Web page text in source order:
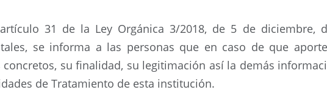
31 de la Ley Orgánica 3/2018, de 5 de diciembre,
se informa a las personas que en caso de que
su finalidad, su legitimación así la demás
de Tratamiento de esta institución.